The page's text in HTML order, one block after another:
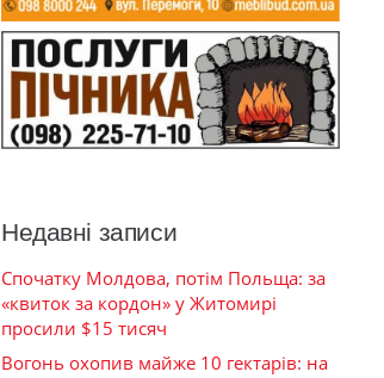
Недавні записи
Спочатку Молдова, потім Польща: за
«квиток за кордон» у Житомирі
просили $15 тисяч
Вогонь охопив майже 10 гектарів: на